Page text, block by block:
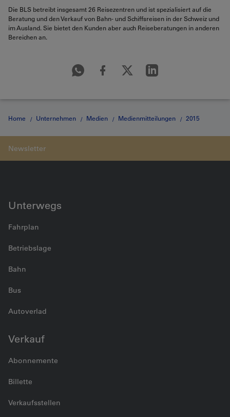
Die BLS betreibt insgesamt 26 Reisezentren und ist spezialisiert auf die
Beratung und den Verkauf von Bahn- und Schiffsreisen in der Schweiz und
im Ausland. Sie bietet den Kunden aber auch Reiseberatungen in anderen
Bereichen an.
Home Unternehmen Medien Medienmitteilungen 2015
Unterwegs
Fahrplan
Betriebslage
Bahn
Bus
Autoverlad
Verkauf
Abonnemente
Billette
Verkaufsstellen